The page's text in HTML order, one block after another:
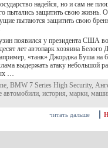
надейся, но и сам не
пытались защитить свою жизнь.
пытаются защитить свою
появился у президента США
лет автопарк хозяина Белого
«танк» Джорджа Буша на
выдержать атаку небольшой
…
, BMW 7 Series High Security,
автомобили, история, марки,
читать дальше